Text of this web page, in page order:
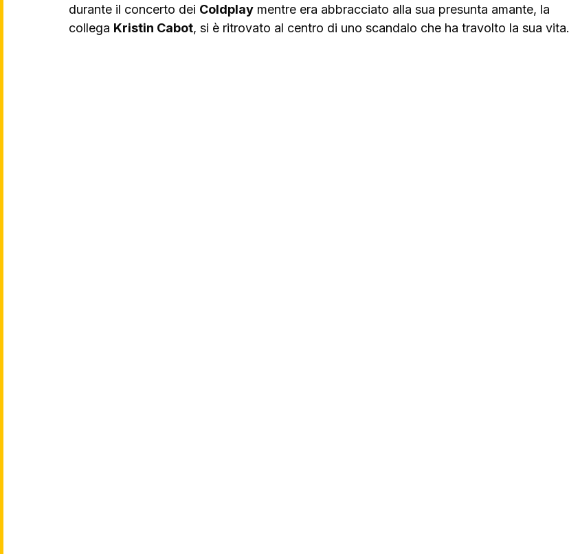
durante il concerto dei Coldplay mentre era abbracciato alla sua presunta amante, la
collega Kristin Cabot, si è ritrovato al centro di uno scandalo che ha travolto la sua vita.